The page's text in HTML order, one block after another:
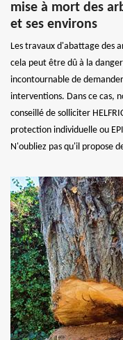
mise à mort des
et ses environs
Les travaux d'abattage des
cela peut être dû à la
incontournable de
interventions. Dans ce cas,
conseillé de solliciter
protection individuelle ou
N'oubliez pas qu'il propose